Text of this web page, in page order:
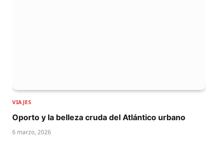
VIAJES
Oporto y la belleza cruda del Atlántico urbano
6 marzo, 2026